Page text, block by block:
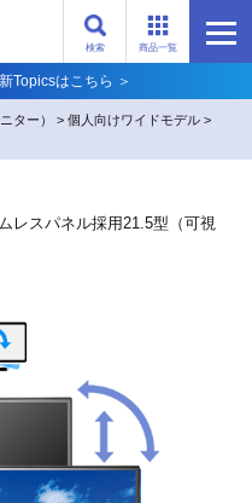
検索 商品一覧
Topicsはこちら ＞
ター） >個人向けワイドモデル >
レスパネル採用21.5型（可視